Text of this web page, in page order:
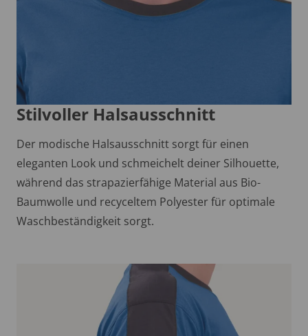
Stilvoller Halsausschnitt
Der modische Halsausschnitt sorgt für einen
eleganten Look und schmeichelt deiner Silhouette,
während das strapazierfähige Material aus Bio-
Baumwolle und recyceltem Polyester für optimale
Waschbeständigkeit sorgt.